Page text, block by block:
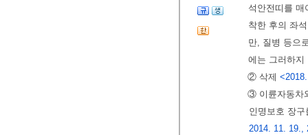
석안전띠를
착한 후의 좌
만, 질병 등으
에는 그러하
② 삭제
③ 이륜자동차
인명보호 장
2014. 11. 19.,